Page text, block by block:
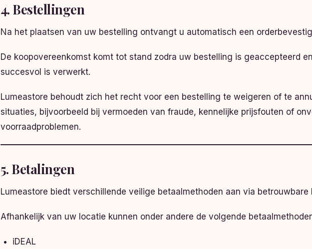
4. Bestellingen
Na het plaatsen van uw bestelling ontvangt u automatisch een
De koopovereenkomst komt tot stand zodra uw bestelling is geaccepteerd
succesvol is verwerkt.
Lumeastore behoudt zich het recht voor een bestelling te weigeren of te
situaties, bijvoorbeeld bij vermoeden van fraude, kennelijke prijsfouten of
voorraadproblemen.
5. Betalingen
Lumeastore biedt verschillende veilige betaalmethoden aan via betrouwbare
Afhankelijk van uw locatie kunnen onder andere de volgende
iDEAL